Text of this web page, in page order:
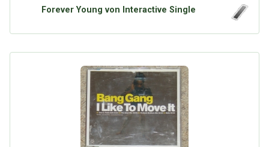
Mit Email TwitterÜber Tauschbu↔de
Forever Young von Interactive Single